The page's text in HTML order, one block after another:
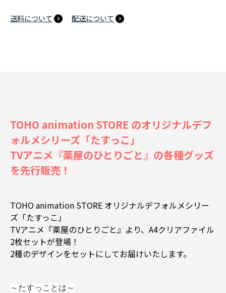
送料について 配送について
TOHO animation STORE のオリジナルデフ
ォルメシリーズ「たすっこ」
TVアニメ『薬屋のひとりごと』の各種グッズ
を先行販売！
TOHO animation STORE オリジナルデフォルメシリー
ズ「たすっこ」
TVアニメ『薬屋のひとりごと』より、A4クリアファイル
2枚セットが登場！
2種のデザインをセットにしてお届けいたします。
～たすっことは～